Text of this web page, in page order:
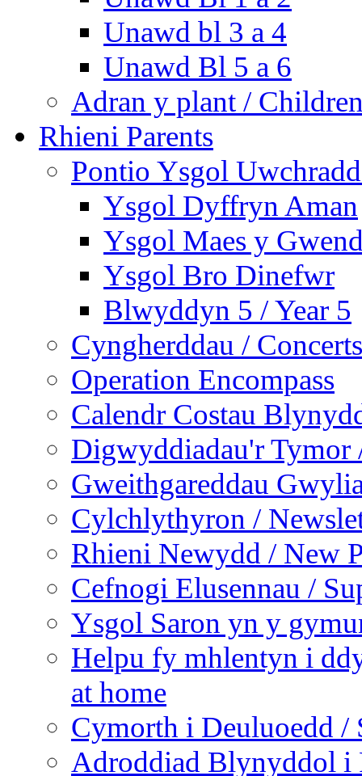
Unawd bl 3 a 4
Unawd Bl 5 a 6
Adran y plant /
Rhieni Parents
Pontio Ysgol
Ysgol Dyffryn Aman
Ysgol Maes y
Ysgol Bro Dinefwr
Blwyddyn 5 / Year 5
Cyngherddau / Concerts
Operation Encompass
Calendr Costau
Digwyddiadau'r Tymor
Gweithgareddau
Cylchlythyron /
Rhieni Newydd / New
Cefnogi Elusennau /
Ysgol Saron yn y
Helpu fy mhlentyn i
at home
Cymorth i Deuluoedd /
Adroddiad Blynyddol i